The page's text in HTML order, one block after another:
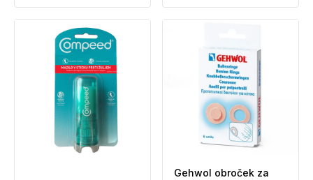
Gehwol obroček za